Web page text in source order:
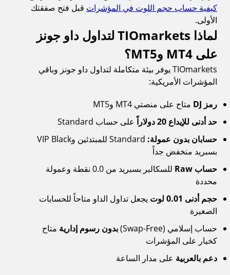
كيفية حساب حجم اللوت في المؤشرات قبل فتح صفقتك
الأولى.
لماذا TIOmarkets لتداول داو جونز
على MT4 وMT5؟
TIOmarkets يوفر بيئة متكاملة لتداول داو جونز وباقي
المؤشرات الأمريكية:
رمز DJ
حد أدنى للإيداع 20 دولاراً
على حساب Standard
حسابان بدون عمولة:
Standard للمبتدئين وVIP Black
بسبريد منخفض جداً
حساب Raw
للسكالبر بسبريد من 0.0 نقطة وعمولة
محددة
حجم أدنى 0.01 لوت
يجعل تداول الداو متاحاً للحسابات
الصغيرة
حساب إسلامي (Swap-Free)
بدون رسوم إدارية متاح
كخيار على المؤشرات
دعم بالعربية على مدار الساعة